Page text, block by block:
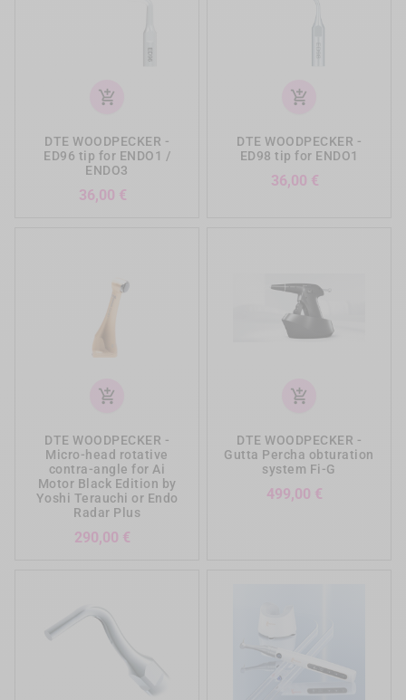
add_shopping_cart
DTE WOODPECKER -
ED96 tip for ENDO1 /
ENDO3
36,00 €
add_shopping_cart
DTE WOODPECKER -
ED98 tip for ENDO1
36,00 €
add_shopping_cart
DTE WOODPECKER -
Micro-head rotative
contra-angle for Ai
Motor Black Edition by
Yoshi Terauchi or Endo
Radar Plus
290,00 €
add_shopping_cart
DTE WOODPECKER -
Gutta Percha obturation
system Fi-G
499,00 €